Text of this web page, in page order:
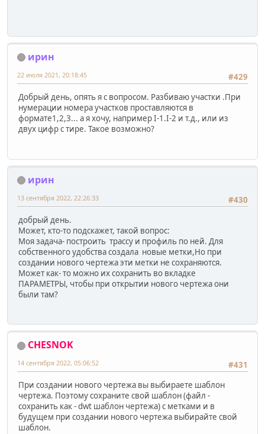
ирин
#429
22 июля 2021, 20:18:45
Добрый день, опять я с вопросом. Разбиваю участки .При
нумерации номера участков проставляются в
формате1,2,3... а я хочу, например I-1.I-2 и т.д., или из
двух цифр с тире. Такое возможно?
ирин
#430
13 сентября 2022, 22:26:33
добрый день.
Может, кто-то подскажет, такой вопрос:
Моя задача- построить трассу и профиль по ней. Для
собственного удобства создала новые метки,Но при
создании нового чертежа эти метки не сохраняются.
Может как- то можно их сохранить во вкладке
ПАРАМЕТРЫ, чтобы при открытии нового чертежа они
были там?
CHESNOK
#431
14 сентября 2022, 05:06:52
При создании нового чертежа вы выбираете шаблон
чертежа. Поэтому сохраните свой шаблон (файл -
сохранить как - dwt шаблон чертежа) с метками и в
будущем при создании нового чертежа выбирайте свой
шаблон.